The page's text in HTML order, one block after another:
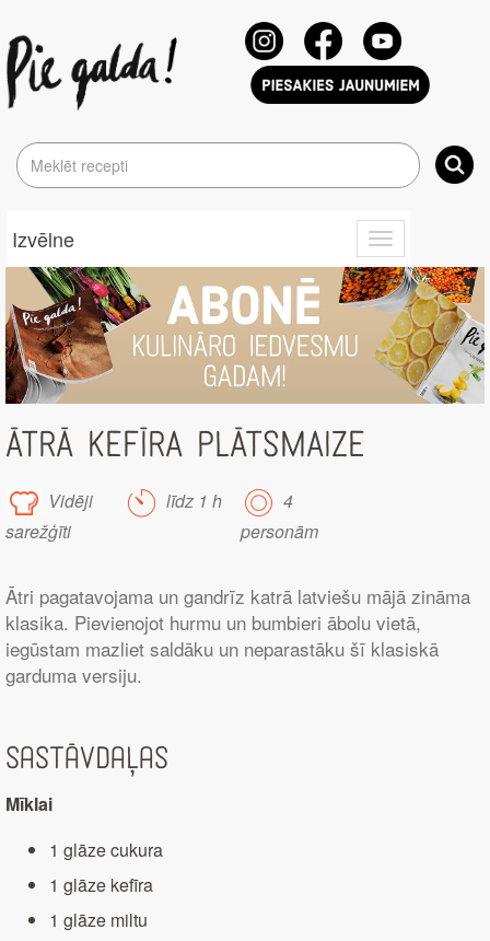
Toggle
navigation
Izvēlne
ĀTRĀ KEFĪRA PLĀTSMAIZE
Vidēji
sarežģīti
līdz 1 h
4
personām
Ātri pagatavojama un gandrīz katrā latviešu mājā zināma
klasika. Pievienojot hurmu un bumbieri ābolu vietā,
iegūstam mazliet saldāku un neparastāku šī klasiskā
garduma versiju.
Sastāvdaļas
Mīklai
1 glāze cukura
1 glāze kefīra
1 glāze miltu